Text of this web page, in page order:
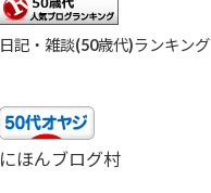
日記・雑談(50歳代)ランキング
にほんブログ村